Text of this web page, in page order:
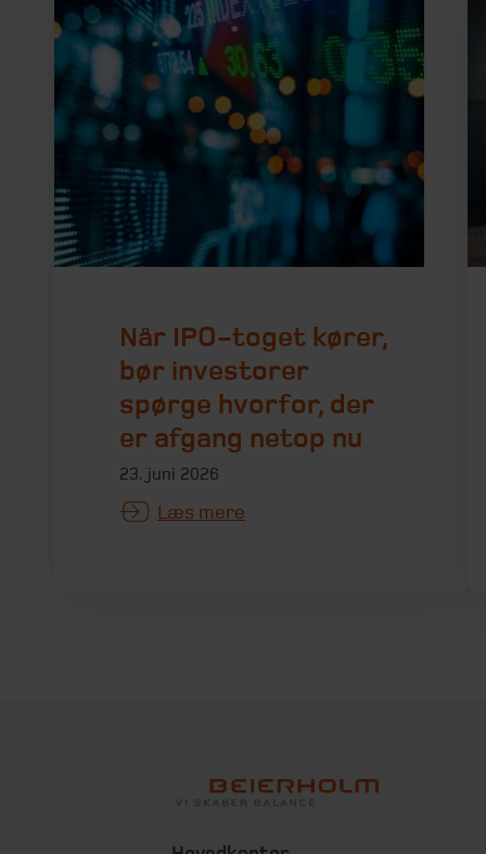
Når IPO-toget kører,
bør investorer
spørge hvorfor, der
er afgang netop nu
23. juni 2026
Læs mere